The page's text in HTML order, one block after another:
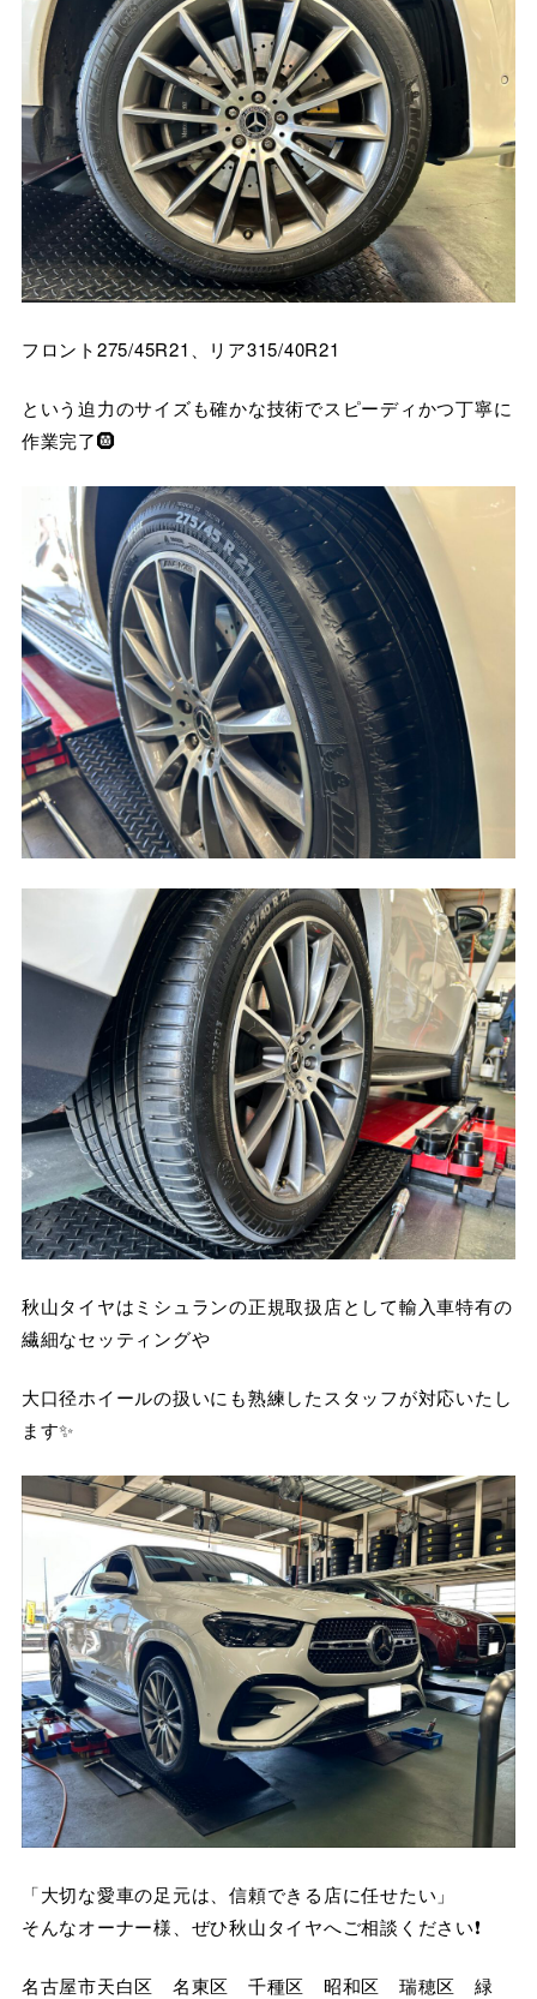
フロント275/45R21、リア315/40R21
という迫力のサイズも確かな技術でスピーディかつ丁寧に
作業完了🛞
秋山タイヤはミシュランの正規取扱店として輸入車特有の
繊細なセッティングや
大口径ホイールの扱いにも熟練したスタッフが対応いたし
ます✨
「大切な愛車の足元は、信頼できる店に任せたい」
そんなオーナー様、ぜひ秋山タイヤへご相談ください❗️
名古屋市天白区 名東区 千種区 昭和区 瑞穂区 緑